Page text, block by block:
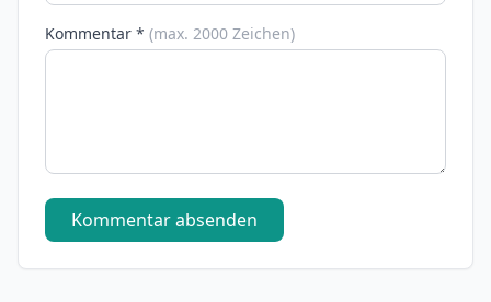
Kommentar * (max. 2000 Zeichen)
Kommentar absenden